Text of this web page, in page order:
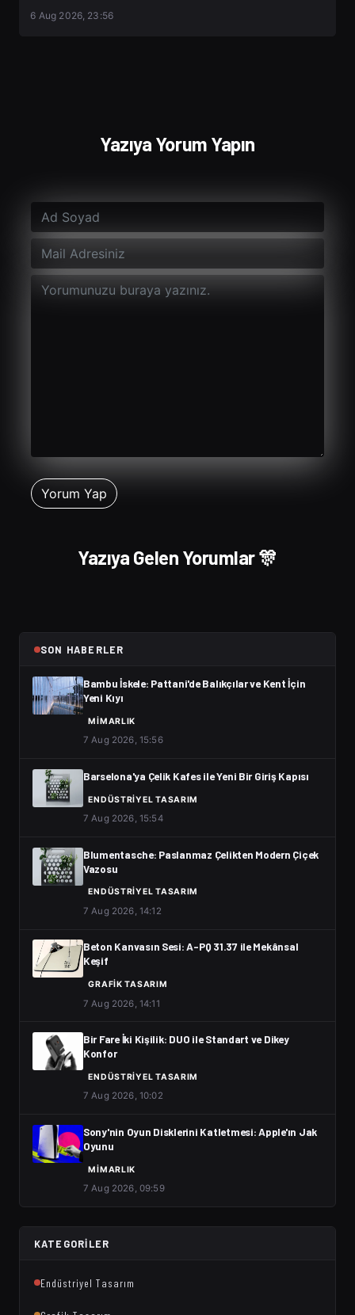
6 Aug 2026, 23:56
Yazıya Yorum Yapın
Yazıya Gelen Yorumlar 🎊
SON HABERLER
Bambu İskele: Pattani'de Balıkçılar ve Kent İçin
Yeni Kıyı
MIMARLIK
7 Aug 2026, 15:56
Barselona'ya Çelik Kafes ile Yeni Bir Giriş Kapısı
ENDÜSTRIYEL TASARIM
7 Aug 2026, 15:54
Blumentasche: Paslanmaz Çelikten Modern Çiçek
Vazosu
ENDÜSTRIYEL TASARIM
7 Aug 2026, 14:12
Beton Kanvasın Sesi: A-PQ 31.37 ile Mekânsal
Keşif
GRAFIK TASARIM
7 Aug 2026, 14:11
Bir Fare İki Kişilik: DUO ile Standart ve Dikey
Konfor
ENDÜSTRIYEL TASARIM
7 Aug 2026, 10:02
Sony'nin Oyun Disklerini Katletmesi: Apple'ın Jak
Oyunu
MIMARLIK
7 Aug 2026, 09:59
KATEGORILER
Endüstriyel Tasarım